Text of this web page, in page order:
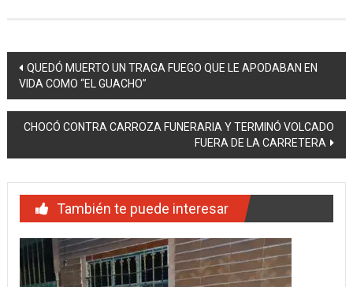
Navegación
de
entradas
QUEDÓ MUERTO UN TRAGA FUEGO QUE LE APODABAN EN
VIDA COMO “EL GUACHO”
CHOCÓ CONTRA CARROZA FUNERARIA Y TERMINÓ VOLCADO
FUERA DE LA CARRETERA
También te puede interesar